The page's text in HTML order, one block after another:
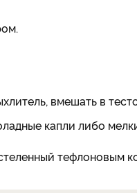
вмешать в
капли либо
тефлоновым